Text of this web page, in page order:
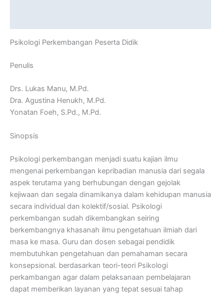
Psikologi Perkembangan Peserta Didik
Penulis
Drs. Lukas Manu, M.Pd.
Dra. Agustina Henukh, M.Pd.
Yonatan Foeh, S.Pd., M.Pd.
Sinopsis
Psikologi perkembangan menjadi suatu kajian ilmu
mengenai perkembangan kepribadian manusia dari segala
aspek terutama yang berhubungan dengan gejolak
kejiwaan dan segala dinamikanya dalam kehidupan manusia
secara individual dan kolektif/sosial. Psikologi
perkembangan sudah dikembangkan seiring
berkembangnya khasanah ilmu pengetahuan ilmiah dari
masa ke masa. Guru dan dosen sebagai pendidik
membutuhkan pengetahuan dan pemahaman secara
konsepsional. berdasarkan teori-teori Psikologi
perkambangan agar dalam pelaksanaan pembelajaran
dapat memberikan layanan yang tepat sesuai tahap